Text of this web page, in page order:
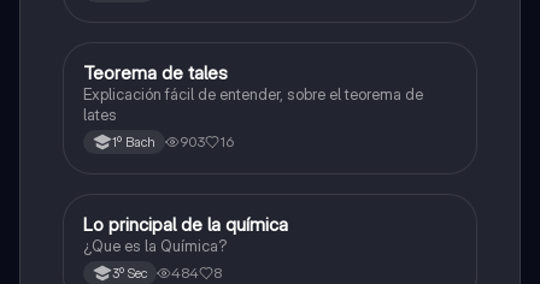
Matemáticas
Teorema de tales
Explicación fácil de entender, sobre el teorema de
lates
1º Bach 903 16
Química
Lo principal de la química
¿Que es la Química?
3º Sec 484 8